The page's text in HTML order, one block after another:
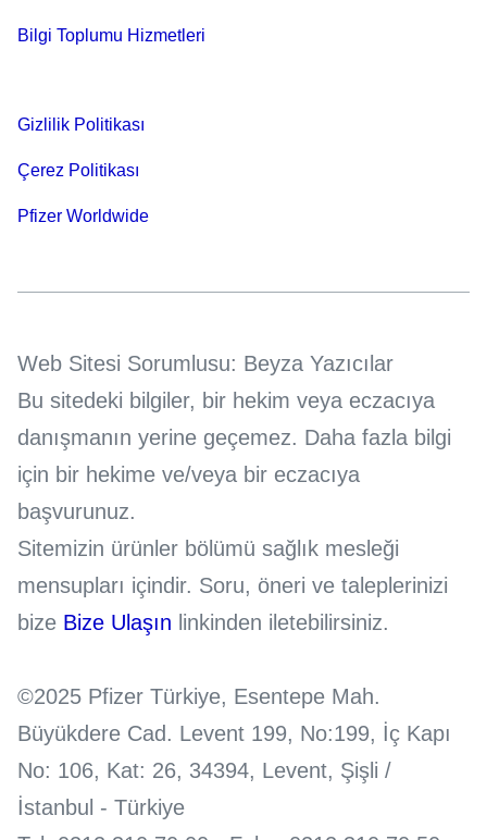
Bilgi Toplumu Hizmetleri
Gizlilik Politikası
Çerez Politikası
Pfizer Worldwide
Web Sitesi Sorumlusu: Beyza Yazıcılar
Bu sitedeki bilgiler, bir hekim veya eczacıya
danışmanın yerine geçemez. Daha fazla bilgi
için bir hekime ve/veya bir eczacıya
başvurunuz.
Sitemizin ürünler bölümü sağlık mesleği
mensupları içindir. Soru, öneri ve taleplerinizi
bize Bize Ulaşın linkinden iletebilirsiniz.
©2025 Pfizer Türkiye, Esentepe Mah.
Büyükdere Cad. Levent 199, No:199, İç Kapı
No: 106, Kat: 26, 34394, Levent, Şişli /
İstanbul - Türkiye